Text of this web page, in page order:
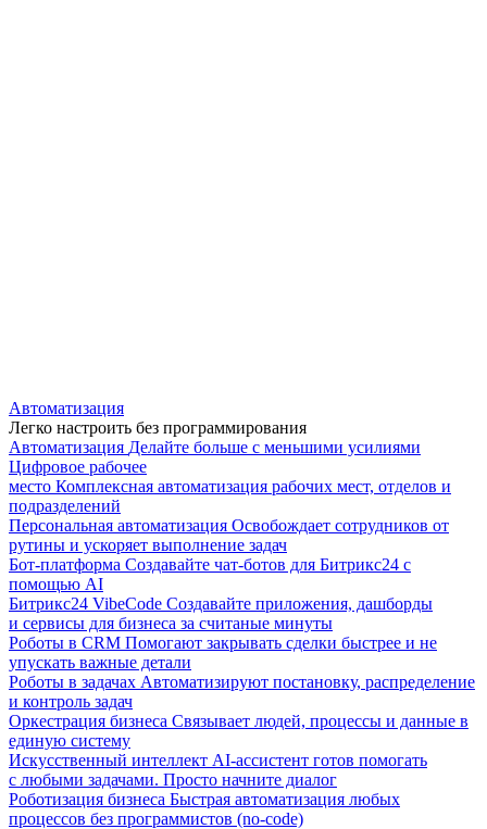
Автоматизация
Легко настроить без программирования
Автоматизация Делайте больше с меньшими усилиями
Цифровое рабочее
место Комплексная автоматизация рабочих мест, отделов и
подразделений
Персональная автоматизация Освобождает сотрудников от
рутины и ускоряет выполнение задач
Бот-платформа Создавайте чат-ботов для Битрикс24 с
помощью AI
Битрикс24 VibeCode Создавайте приложения, дашборды
и сервисы для бизнеса за считаные минуты
Роботы в CRM Помогают закрывать сделки быстрее и не
упускать важные детали
Роботы в задачах Автоматизируют постановку, распределение
и контроль задач
Оркестрация бизнеса Связывает людей, процессы и данные в
единую систему
Искусственный интеллект AI-ассистент готов помогать
с любыми задачами. Просто начните диалог
Роботизация бизнеса Быстрая автоматизация любых
процессов без программистов (no-code)